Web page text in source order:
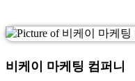
비케이 마케팅 컴퍼니